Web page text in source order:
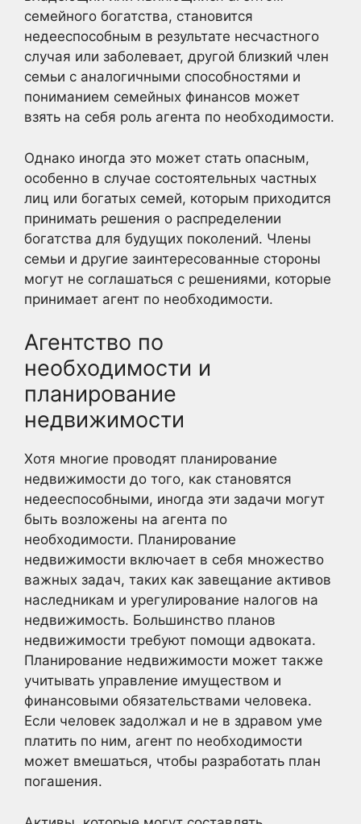
семейного богатства, становится
недееспособным в результате несчастного
случая или заболевает, другой близкий член
семьи с аналогичными способностями и
пониманием семейных финансов может
взять на себя роль агента по необходимости.
Однако иногда это может стать опасным,
особенно в случае состоятельных частных
лиц или богатых семей, которым приходится
принимать решения о распределении
богатства для будущих поколений. Члены
семьи и другие заинтересованные стороны
могут не соглашаться с решениями, которые
принимает агент по необходимости.
Агентство по
необходимости и
планирование
недвижимости
Хотя многие проводят планирование
недвижимости до того, как становятся
недееспособными, иногда эти задачи могут
быть возложены на агента по
необходимости. Планирование
недвижимости включает в себя множество
важных задач, таких как завещание активов
наследникам и урегулирование налогов на
недвижимость. Большинство планов
недвижимости требуют помощи адвоката.
Планирование недвижимости может также
учитывать управление имуществом и
финансовыми обязательствами человека.
Если человек задолжал и не в здравом уме
платить по ним, агент по необходимости
может вмешаться, чтобы разработать план
погашения.